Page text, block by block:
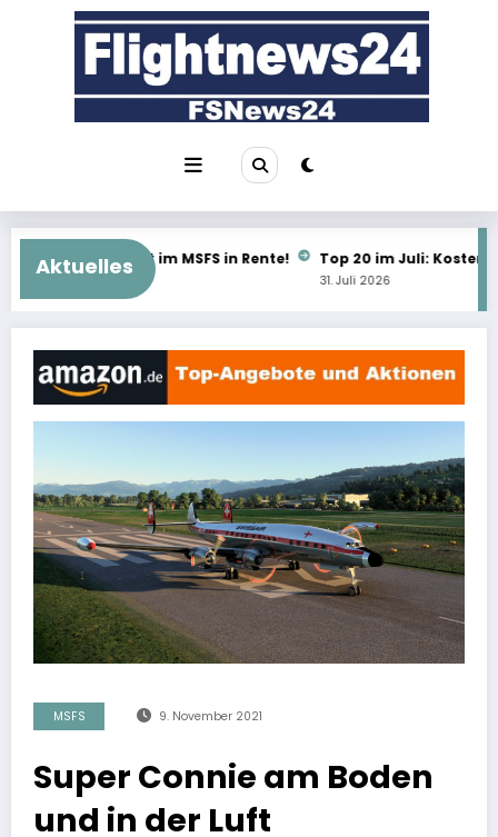
Aktuelles
in Rente! Top 20 im Juli: Kostenlos schlägt alles!
31. Juli 2026
MSFS 9. November 2021
Super Connie am Boden
und in der Luft